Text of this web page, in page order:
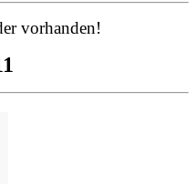
vorhanden!